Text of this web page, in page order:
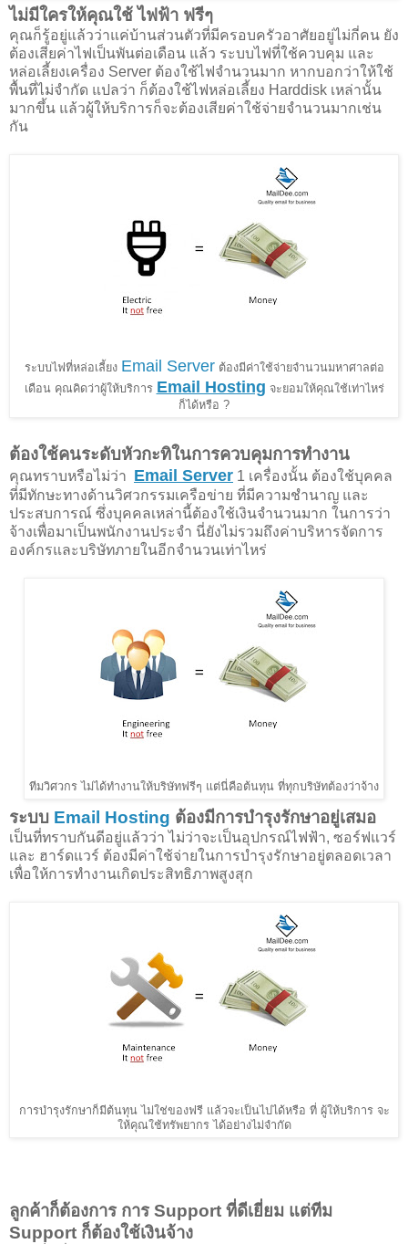
ไม่มีใครให้คุณใช้ ไฟฟ้า ฟรีๆ
คุณก็รู้อยู่แล้วว่าแค่บ้านส่วนตัวที่มีครอบครัวอาศัยอยู่ไม่กี่คน ยัง
ต้องเสียค่าไฟเป็นพันต่อเดือน แล้ว ระบบไฟที่ใช้ควบคุม และ
หล่อเลี้ยงเครื่อง Server ต้องใช้ไฟจำนวนมาก หากบอกว่าให้ใช้
พื้นที่ไม่จำกัด แปลว่า ก็ต้องใช้ไฟหล่อเลี้ยง Harddisk เหล่านั้น
มากขึ้น แล้วผู้ให้บริการก็จะต้องเสียค่าใช้จ่ายจำนวนมากเช่น
กัน
ระบบไฟที่หล่อเลี้ยง Email Serverต้องมีค่าใช้จ่ายจำนวนมหาศาลต่อ
เดือน คุณคิดว่าผู้ให้บริการ Email Hosting จะยอมให้คุณใช้เท่าไหร่
ก็ได้หรือ ?
ต้องใช้คนระดับหัวกะทิในการควบคุมการทำงาน
คุณทราบหรือไม่ว่า Email Server 1 เครื่องนั้น ต้องใช้บุคคล
ที่มีทักษะทางด้านวิศวกรรมเครือข่าย ที่มีความชำนาญ และ
ประสบการณ์ ซึ่งบุคคลเหล่านี้ต้องใช้เงินจำนวนมาก ในการว่า
จ้างเพื่อมาเป็นพนักงานประจำ นี่ยังไม่รวมถึงค่าบริหารจัดการ
องค์กรและบริษัทภายในอีกจำนวนเท่าไหร่
ทีมวิศวกร ไม่ได้ทำงานให้บริษัทฟรีๆ แต่นี่คือต้นทุน ที่ทุกบริษัทต้องว่าจ้าง
ระบบ Email Hosting ต้องมีการบำรุงรักษาอยู่เสมอ
เป็นที่ทราบกันดีอยู่แล้วว่า ไม่ว่าจะเป็นอุปกรณ์ไฟฟ้า, ซอร์ฟแวร์
และ ฮาร์ดแวร์ ต้องมีค่าใช้จ่ายในการบำรุงรักษาอยู่ตลอดเวลา
เพื่อให้การทำงานเกิดประสิทธิภาพสูงสุก
การบำรุงรักษาก็มีต้นทุน ไม่ใช่ของฟรี แล้วจะเป็นไปได้หรือ ที่ ผู้ให้บริการ จะ
ให้คุณใช้ทรัพยากร ได้อย่างไม่จำกัด
ลูกค้าก็ต้องการ การ Support ที่ดีเยี่ยม แต่ทีม
Support ก็ต้องใช้เงินจ้าง